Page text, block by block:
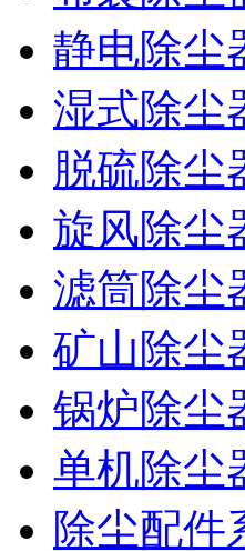
静电除尘
湿式除尘
脱硫除尘
旋风除尘
滤筒除尘
矿山除尘
锅炉除尘
单机除尘
除尘配件